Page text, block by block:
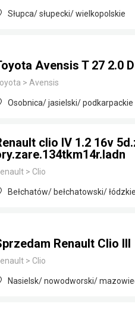
Słupca/ słupecki/ wielkopolskie
Avensis T 27 2.0
> Avensis
Osobnica/ jasielski/ podkarpackie
clio IV 1.2 16v
> Clio
Bełchatów/ bełchatowski/ łódzkie
Renault Clio III
> Clio
Nasielsk/ nowodworski/